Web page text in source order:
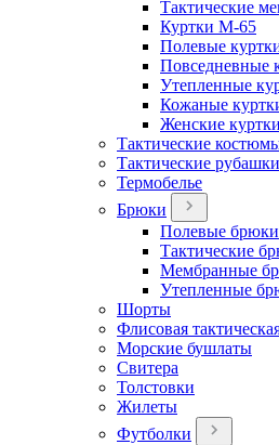
Тактические
Куртки М-65
Полевые
Повседневные
Утепленные
Кожаные
Женские куртки
Тактические
Тактические рубашки
Термобелье
Брюки
Полевые брюки
Тактические
Мембранные
Утепленные
Шорты
Флисовая
Морские бушлаты
Свитера
Толстовки
Жилеты
Футболки